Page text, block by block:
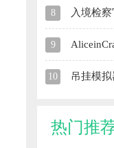
8
9
10 吊挂模
热门推